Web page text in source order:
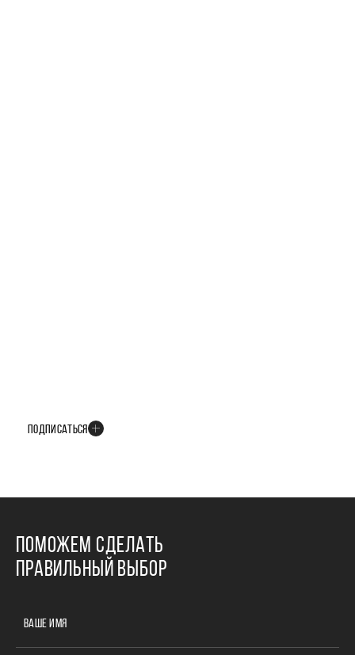
ПОДПИСАТЬСЯ
ПОМОЖЕМ СДЕЛАТЬ
ПРАВИЛЬНЫЙ ВЫБОР
ВАШЕ ИМЯ